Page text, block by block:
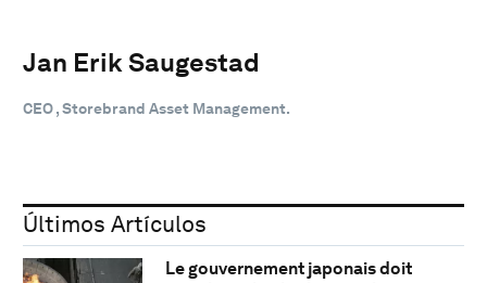
Jan Erik Saugestad
CEO , Storebrand Asset Management.
Últimos Artículos
Le gouvernement japonais doit